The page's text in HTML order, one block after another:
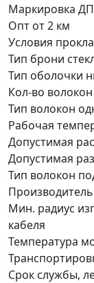
Маркировка
Опт от2 км
Условия
Тип брони
Тип оболочки
Кол-во волокон
Тип волокон
Рабочая
Допустимая
Допустимая
Тип волокон
Мин. радиус
кабеля
Температура
Срок службы,